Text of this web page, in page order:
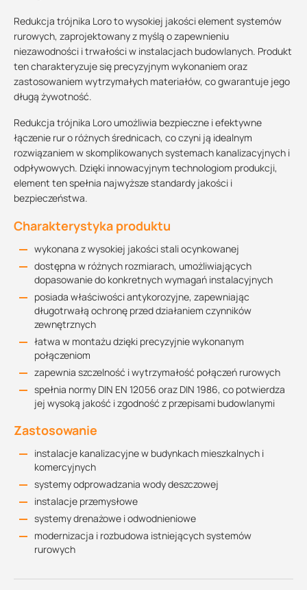
Redukcja trójnika Loro to wysokiej jakości element systemów
rurowych, zaprojektowany z myślą o zapewnieniu
niezawodności i trwałości w instalacjach budowlanych. Produkt
ten charakteryzuje się precyzyjnym wykonaniem oraz
zastosowaniem wytrzymałych materiałów, co gwarantuje jego
długą żywotność.
Redukcja trójnika Loro umożliwia bezpieczne i efektywne
łączenie rur o różnych średnicach, co czyni ją idealnym
rozwiązaniem w skomplikowanych systemach kanalizacyjnych i
odpływowych. Dzięki innowacyjnym technologiom produkcji,
element ten spełnia najwyższe standardy jakości i
bezpieczeństwa.
Charakterystyka produktu
wykonana z wysokiej jakości stali ocynkowanej
dostępna w różnych rozmiarach, umożliwiających
dopasowanie do konkretnych wymagań instalacyjnych
posiada właściwości antykorozyjne, zapewniając
długotrwałą ochronę przed działaniem czynników
zewnętrznych
łatwa w montażu dzięki precyzyjnie wykonanym
połączeniom
zapewnia szczelność i wytrzymałość połączeń rurowych
spełnia normy DIN EN 12056 oraz DIN 1986, co potwierdza
jej wysoką jakość i zgodność z przepisami budowlanymi
Zastosowanie
instalacje kanalizacyjne w budynkach mieszkalnych i
komercyjnych
systemy odprowadzania wody deszczowej
instalacje przemysłowe
systemy drenażowe i odwodnieniowe
modernizacja i rozbudowa istniejących systemów
rurowych